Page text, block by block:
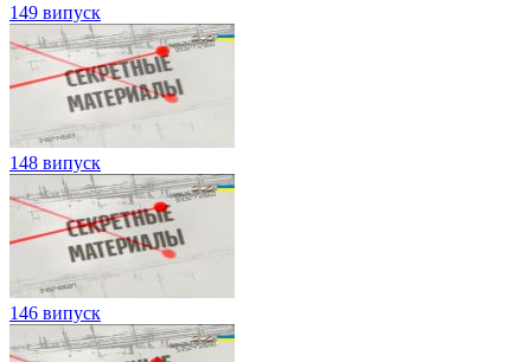
149 випуск
148 випуск
146 випуск